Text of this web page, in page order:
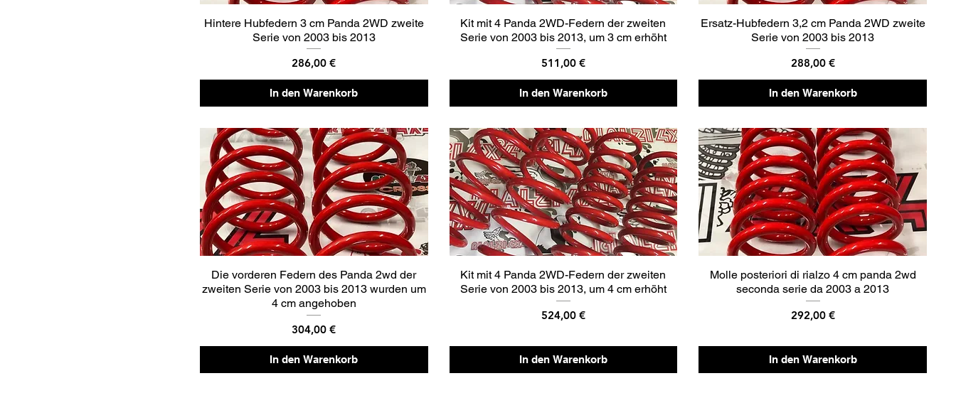
Hintere Hubfedern 3 cm Panda 2WD zweite
Serie von 2003 bis 2013
Preis
286,00 €
In den Warenkorb
Kit mit 4 Panda 2WD-Federn der zweiten
Serie von 2003 bis 2013, um 3 cm erhöht
Preis
511,00 €
In den Warenkorb
Ersatz-Hubfedern 3,2 cm Panda 2WD zweite
Serie von 2003 bis 2013
Preis
288,00 €
In den Warenkorb
Die vorderen Federn des Panda 2wd der
zweiten Serie von 2003 bis 2013 wurden um
4 cm angehoben
Preis
304,00 €
In den Warenkorb
Kit mit 4 Panda 2WD-Federn der zweiten
Serie von 2003 bis 2013, um 4 cm erhöht
Preis
524,00 €
In den Warenkorb
Molle posteriori di rialzo 4 cm panda 2wd
seconda serie da 2003 a 2013
Preis
292,00 €
In den Warenkorb